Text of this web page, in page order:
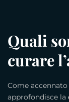
Quali
curare
Come
approfondisce la